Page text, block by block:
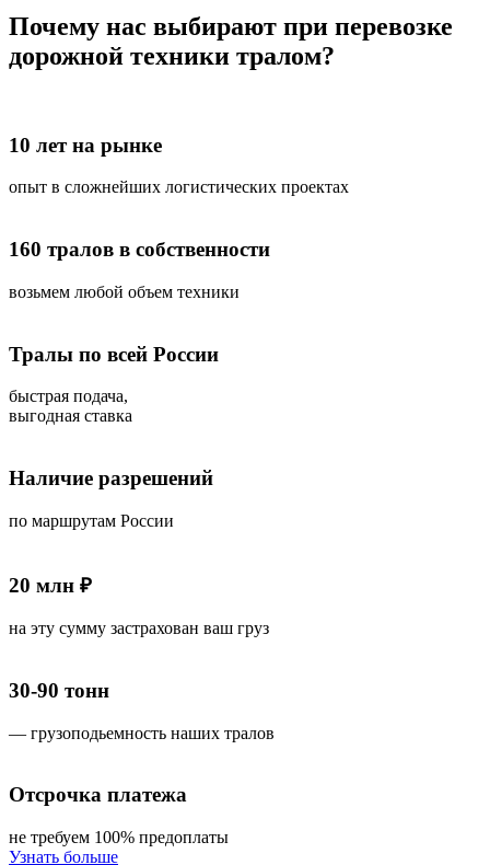
Почему нас выбирают при перевозке
дорожной техники тралом?
10 лет на рынке
опыт в сложнейших логистических проектах
160 тралов в собственности
возьмем любой объем техники
Тралы по всей России
быстрая подача,
выгодная ставка
Наличие разрешений
по маршрутам России
20 млн ₽
на эту сумму застрахован ваш груз
30-90 тонн
— грузоподьемность наших тралов
Отсрочка платежа
не требуем 100% предоплаты
Узнать больше